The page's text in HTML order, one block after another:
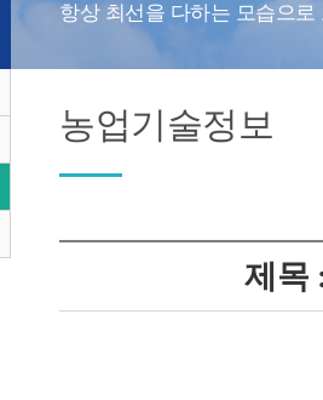
항상 최선을 다하는 모습으
농업기술정보
제목